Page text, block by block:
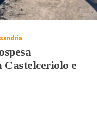
Castelceriolo e